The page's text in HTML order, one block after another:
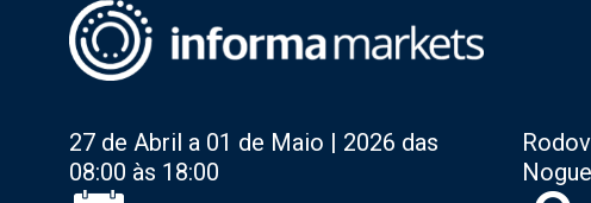
27 de Abril a 01 de Maio | 2026 das
08:00 às 18:00